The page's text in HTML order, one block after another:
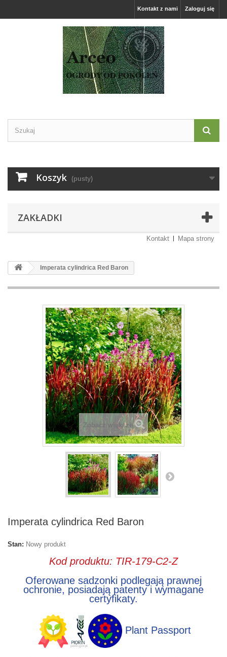
Zaloguj się
Kontakt z nami
Koszyk (pusty)
ZAKŁADKI
Kontakt Mapa strony
Imperata cylindrica Red Baron
Zobacz większe
Imperata cylindrica Red Baron
Stan: Nowy produkt
Kod produktu: TIR-179-C2-Z
Oferowane sadzonki podlegają prawnej
ochronie, posiadają patenty i wymagane
certyfikaty.
Plant Passport